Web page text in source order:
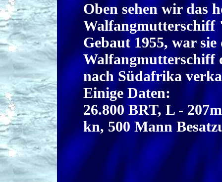
Oben sehen wir das
Gebaut 1955, war
Walfangmutterschiff
nach Südafrika
Einige Daten:
26.800 BRT, L -
kn, 500 Mann